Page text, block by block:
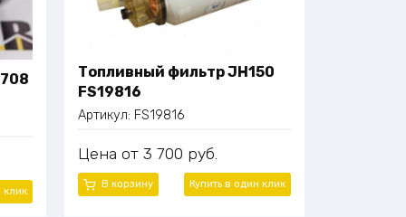
клик
Топливный фильтр JH150
FS19816
Артикул: FS19816
Цена 3 700 руб.
В корзину Купить в один клик